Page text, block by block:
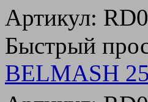
Артикул:
Быстрый
BELMASH